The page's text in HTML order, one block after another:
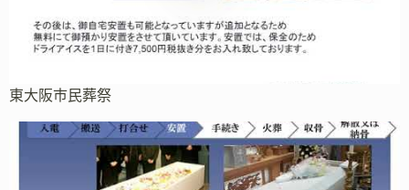
東大阪市民葬祭